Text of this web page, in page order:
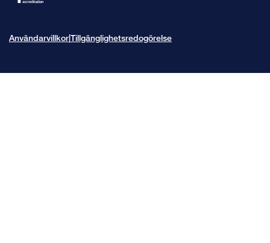
Användarvillkor|Tillgänglighetsredogörelse